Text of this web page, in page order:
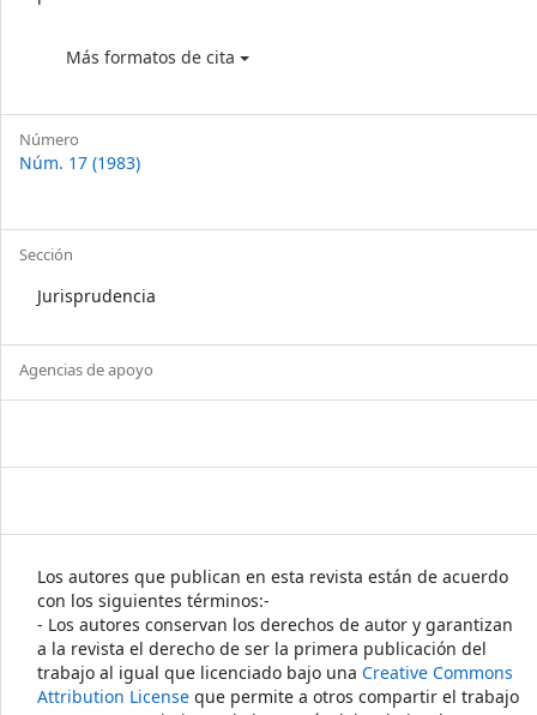
Más formatos de cita
Número
Núm. 17 (1983)
Sección
Jurisprudencia
Agencias de apoyo
Los autores que publican en esta revista están de acuerdo
con los siguientes términos:-
- Los autores conservan los derechos de autor y garantizan
a la revista el derecho de ser la primera publicación del
trabajo al igual que licenciado bajo una Creative Commons
Attribution License que permite a otros compartir el trabajo